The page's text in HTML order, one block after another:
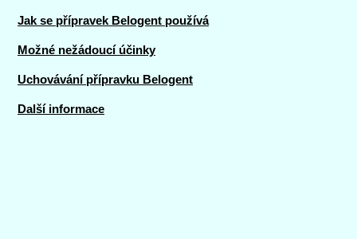
Jak se přípravek Belogent používá
Možné nežádoucí účinky
Uchovávání přípravku Belogent
Další informace